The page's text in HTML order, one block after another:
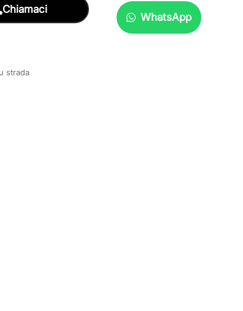
Chiamaci
WhatsApp
strada